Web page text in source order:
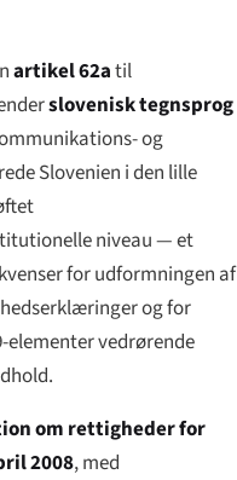
artikel 62atil
slovenisk tegnsprog
og
Slovenien i den lille
niveau — et
for udformningen af
og for
elementer vedrørende
om rettigheder for
2008, med